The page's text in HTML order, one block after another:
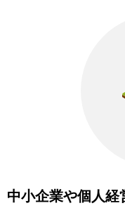
中小企業や個人経